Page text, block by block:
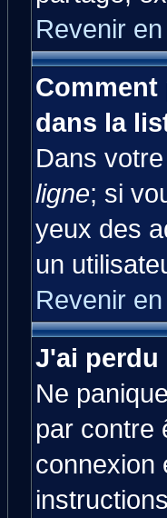
Revenir
dans la
Dans
ligne; si
yeux des
un
Revenir
J'ai perdu
Ne
par contre
connexion